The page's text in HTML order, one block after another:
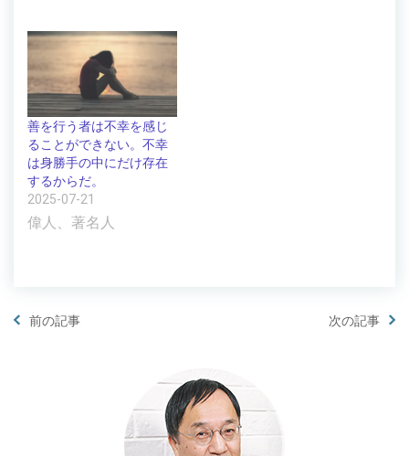
善を行う者は不幸を感じ
ることができない。不幸
は身勝手の中にだけ存在
するからだ。
2025-07-21
偉人、著名人
前の記事 次の記事